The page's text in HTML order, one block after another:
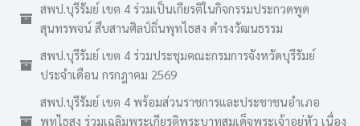
สพป.บุรีรัมย์ เขต 4 ร่วมเป็นเกียรติในกิจกรรมประกวดพูด
สุนทรพจน์ สืบสานศิลป์ถิ่นพุทไธสง ดำรงวัฒนธรรม
สพป.บุรีรัมย์ เขต 4 ร่วมประชุมคณะกรมการจังหวัดบุรีรัมย์
ประจำเดือน กรกฎาคม 2569
สพป.บุรีรัมย์ เขต 4 พร้อมส่วนราชการและประชาชนอำเภอ
พุทไธสง ร่วมเฉลิมพระเกียรติพระบาทสมเด็จพระเจ้าอยู่หัว เนื่อง